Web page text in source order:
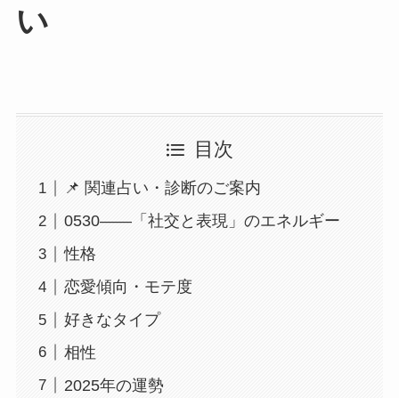
い
目次
📌 関連占い・診断のご案内
0530――「社交と表現」のエネルギー
性格
恋愛傾向・モテ度
好きなタイプ
相性
2025年の運勢